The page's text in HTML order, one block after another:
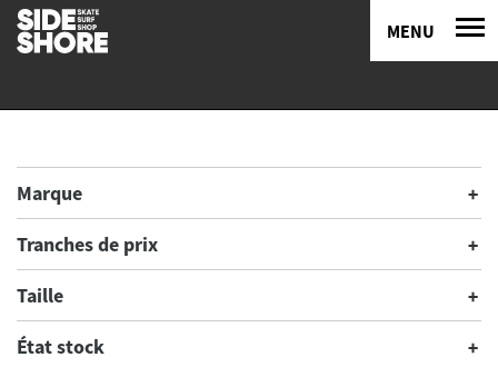
MENU
Marque
Tranches de prix
Taille
État stock